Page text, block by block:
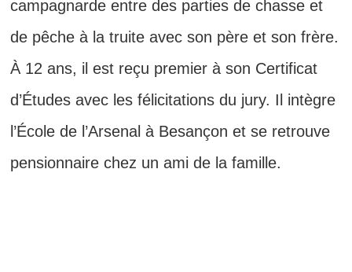
campagnarde entre des parties de chasse et
de pêche à la truite avec son père et son frère.
À 12 ans, il est reçu premier à son Certificat
d’Études avec les félicitations du jury. Il intègre
l’École de l’Arsenal à Besançon et se retrouve
pensionnaire chez un ami de la famille.